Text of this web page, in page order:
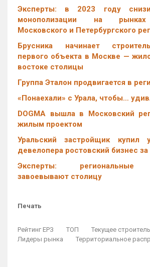
Эксперты: в 2023 году
монополизации на рынках
Московского и Петербургского
Брусника начинает
первого объекта в Москве —
востоке столицы
Группа Эталон продвигается в
«Понаехали» с Урала, чтобы…
DOGMA вышла в Московский
жилым проектом
Уральский застройщик купил
девелопера ростовский бизнес
Эксперты: региональные
завоевывают столицу
Печать
Рейтинг ЕРЗ ТОП
Текущее
Лидеры рынка
Территориальное